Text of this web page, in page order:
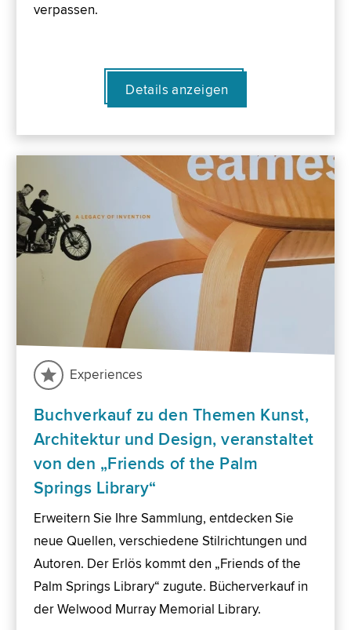
verpassen.
Details anzeigen
Experiences
Buchverkauf zu den Themen Kunst,
Architektur und Design, veranstaltet
von den „Friends of the Palm
Springs Library“
Erweitern Sie Ihre Sammlung, entdecken Sie
neue Quellen, verschiedene Stilrichtungen und
Autoren. Der Erlös kommt den „Friends of the
Palm Springs Library“ zugute. Bücherverkauf in
der Welwood Murray Memorial Library.